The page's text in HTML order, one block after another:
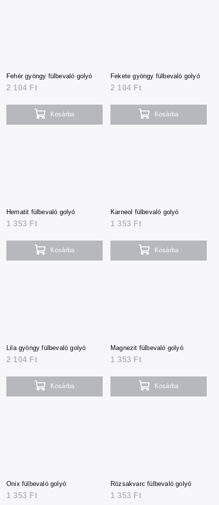
Fehér gyöngy fülbevaló golyó
2 104 Ft
Kosárba
Fekete gyöngy fülbevaló golyó
2 104 Ft
Kosárba
Hematit fülbevaló golyó
1 353 Ft
Kosárba
Karneol fülbevaló golyó
1 353 Ft
Kosárba
Lila gyöngy fülbevaló golyó
2 104 Ft
Kosárba
Magnezit fülbevaló golyó
1 353 Ft
Kosárba
Onix fülbevaló golyó
1 353 Ft
Rózsakvarc fülbevaló golyó
1 353 Ft